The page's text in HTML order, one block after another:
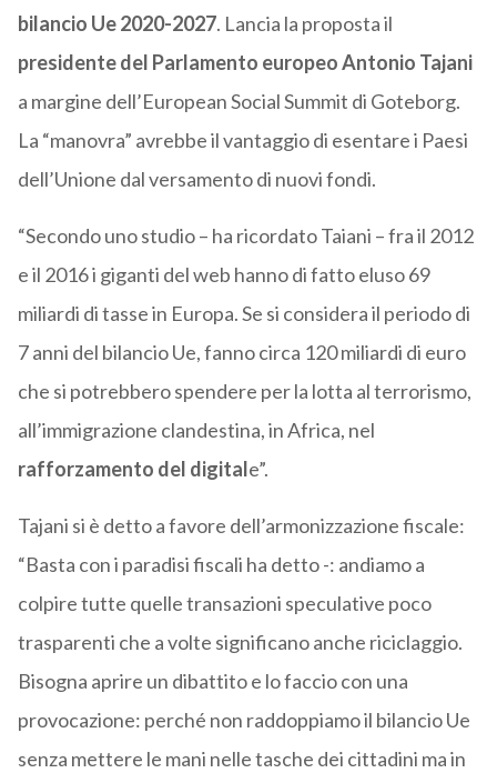
bilancio Ue 2020-2027. Lancia la proposta il
presidente del Parlamento europeo Antonio Tajani
a margine dell’European Social Summit di Goteborg.
La “manovra” avrebbe il vantaggio di esentare i Paesi
dell’Unione dal versamento di nuovi fondi.
“Secondo uno studio – ha ricordato Taiani – fra il 2012
e il 2016 i giganti del web hanno di fatto eluso 69
miliardi di tasse in Europa. Se si considera il periodo di
7 anni del bilancio Ue, fanno circa 120 miliardi di euro
che si potrebbero spendere per la lotta al terrorismo,
all’immigrazione clandestina, in Africa, nel
rafforzamento del digitale”.
Tajani si è detto a favore dell’armonizzazione fiscale:
“Basta con i paradisi fiscali ha detto -: andiamo a
colpire tutte quelle transazioni speculative poco
trasparenti che a volte significano anche riciclaggio.
Bisogna aprire un dibattito e lo faccio con una
provocazione: perché non raddoppiamo il bilancio Ue
senza mettere le mani nelle tasche dei cittadini ma in